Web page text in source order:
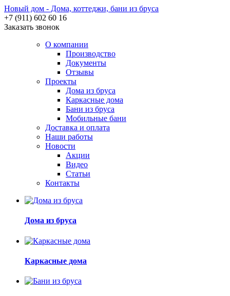
Новый дом - Дома, коттеджи, бани из бруса
+7 (911) 602 60 16
Заказать звонок
О компании
Производство
Документы
Отзывы
Проекты
Дома из бруса
Каркасные дома
Бани из бруса
Мобильные бани
Доставка и оплата
Наши работы
Новости
Акции
Видео
Статьи
Контакты
Дома из бруса
Каркасные дома